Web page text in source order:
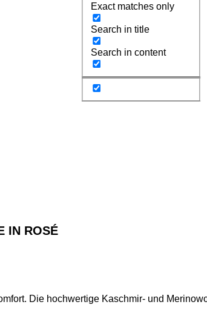
Exact matches only
Search in title
Search in content
IN ROSÉ
Die hochwertige Kaschmir- und